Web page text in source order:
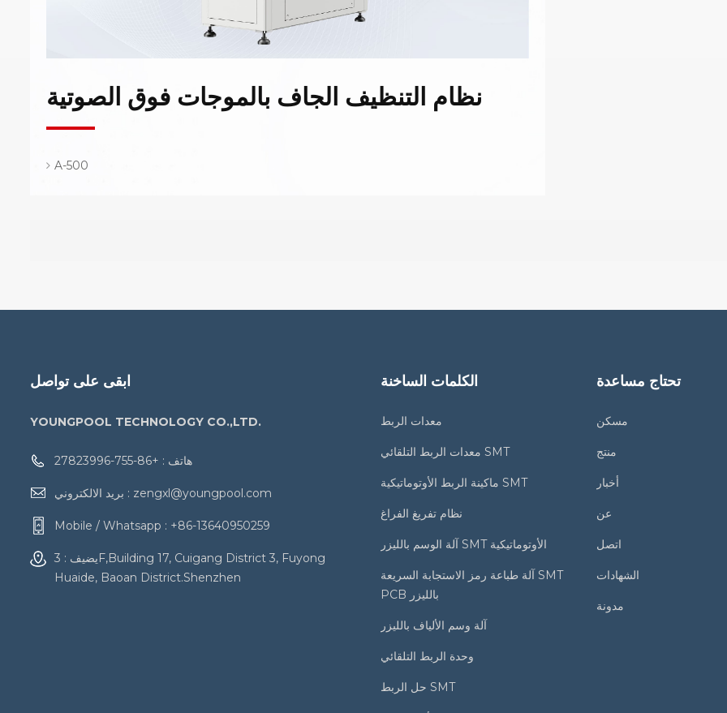
نظام التنظيف الجاف بالموجات فوق الصوتية
A-500
ابقى على تواصل
YOUNGPOOL TECHNOLOGY CO.,LTD.
هاتف : +86-755-27823996
بريد الالكتروني : zengxl@youngpool.com
Mobile / Whatsapp : +86-13640950259
يضيف : 3F,Building 17, Cuigang District 3, Fuyong
Huaide, Baoan District.Shenzhen
الكلمات الساخنة
معدات الربط
معدات الربط التلقائي SMT
ماكينة الربط الأوتوماتيكية SMT
نظام تفريغ الفراغ
آلة الوسم بالليزر SMT الأوتوماتيكية
آلة طباعة رمز الاستجابة السريعة SMT
PCB بالليزر
آلة وسم الألياف بالليزر
وحدة الربط التلقائي
حل الربط SMT
تحتاج مساعدة
مسكن
منتج
أخبار
عن
اتصل
الشهادات
مدونة